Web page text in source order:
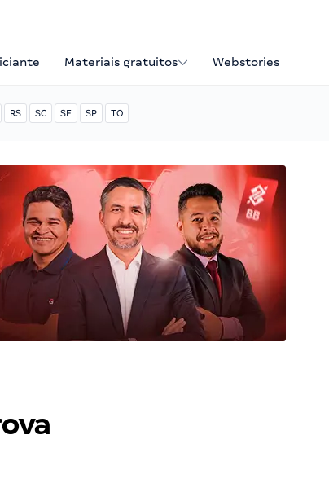
Materiais gratuitos Webstories
RS SC SE SP TO